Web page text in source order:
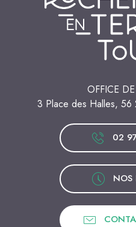
OFFICE
3 Place des Halles, 56
02
NOS